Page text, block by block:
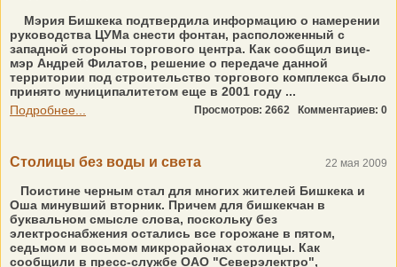
Мэрия Бишкека подтвердила информацию о намерении
руководства ЦУМа снести фонтан, расположенный с
западной стороны торгового центра. Как сообщил вице-
мэр Андрей Филатов, решение о передаче данной
территории под строительство торгового комплекса было
принято муниципалитетом еще в 2001 году ...
Подробнее...
Просмотров: 2662 Комментариев: 0
Столицы без воды и света 22 мая 2009
Поистине черным стал для многих жителей Бишкека и
Оша минувший вторник. Причем для бишкекчан в
буквальном смысле слова, поскольку без
электроснабжения остались все горожане в пятом,
седьмом и восьмом микрорайонах столицы. Как
сообщили в пресс-службе ОАО "Северэлектро",